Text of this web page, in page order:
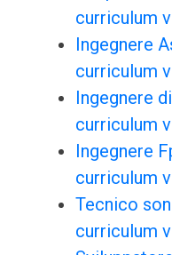
curriculum
Ingegnere
curriculum
Ingegnere
curriculum
Ingegnere
curriculum
Tecnico
curriculum